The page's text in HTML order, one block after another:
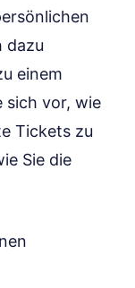
dazu
einem
sich vor, wie
Tickets zu
Sie die